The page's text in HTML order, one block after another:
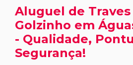
Aluguel de Traves
Golzinho em
- Qualidade,
Segurança!